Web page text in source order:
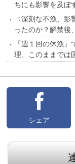
ちにも影響を及ぼ
〈深刻な不漁、
ったのか？解禁後
「週１回の休漁
理、このままでは
シェア